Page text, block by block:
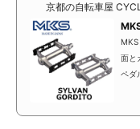
京都の自転車屋
面と
ペダ